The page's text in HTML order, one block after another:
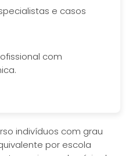
e casos
com
indivíduos com grau
por escola